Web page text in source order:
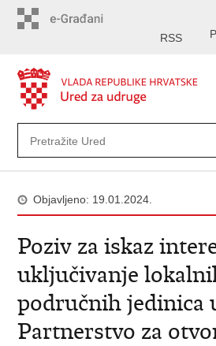
RSS
Objavljeno: 19.01.2024.
Poziv za iskaz
uključivanje
područnih jedinica
Partnerstvo za